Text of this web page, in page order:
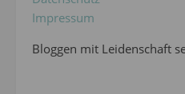
Impressum
Bloggen mit Leidenschaft